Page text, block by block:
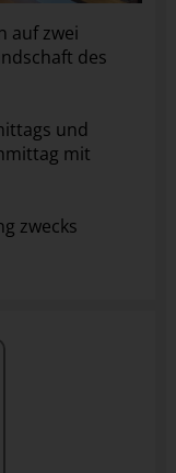
auf zwei
des
und
mit
zwecks